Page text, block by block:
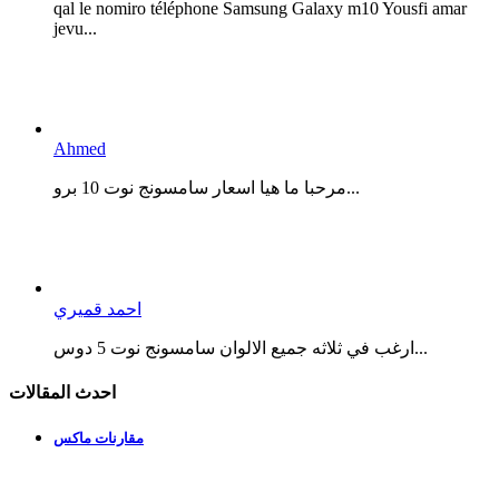
qal le nomiro téléphone Samsung Galaxy m10 Yousfi amar
jevu...
Ahmed
مرحبا ما هيا اسعار سامسونج نوت 10 برو...
احمد قميري
ارغب في ثلاثه جميع الالوان سامسونج نوت 5 دوس...
احدث المقالات
مقارنات ماكس